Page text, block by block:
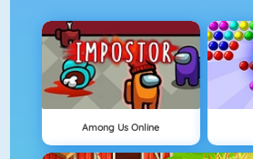
Among Us Online